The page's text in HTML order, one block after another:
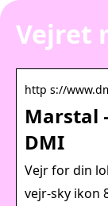
Vejret
http s://
Marstal
DMI
Vejr for din
vejr-sky ikon